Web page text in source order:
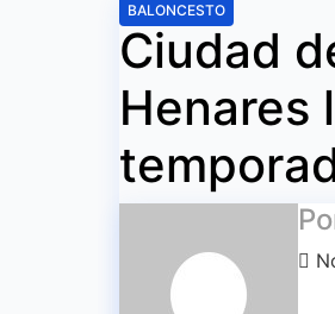
BALONCESTO
Ciudad
Henares